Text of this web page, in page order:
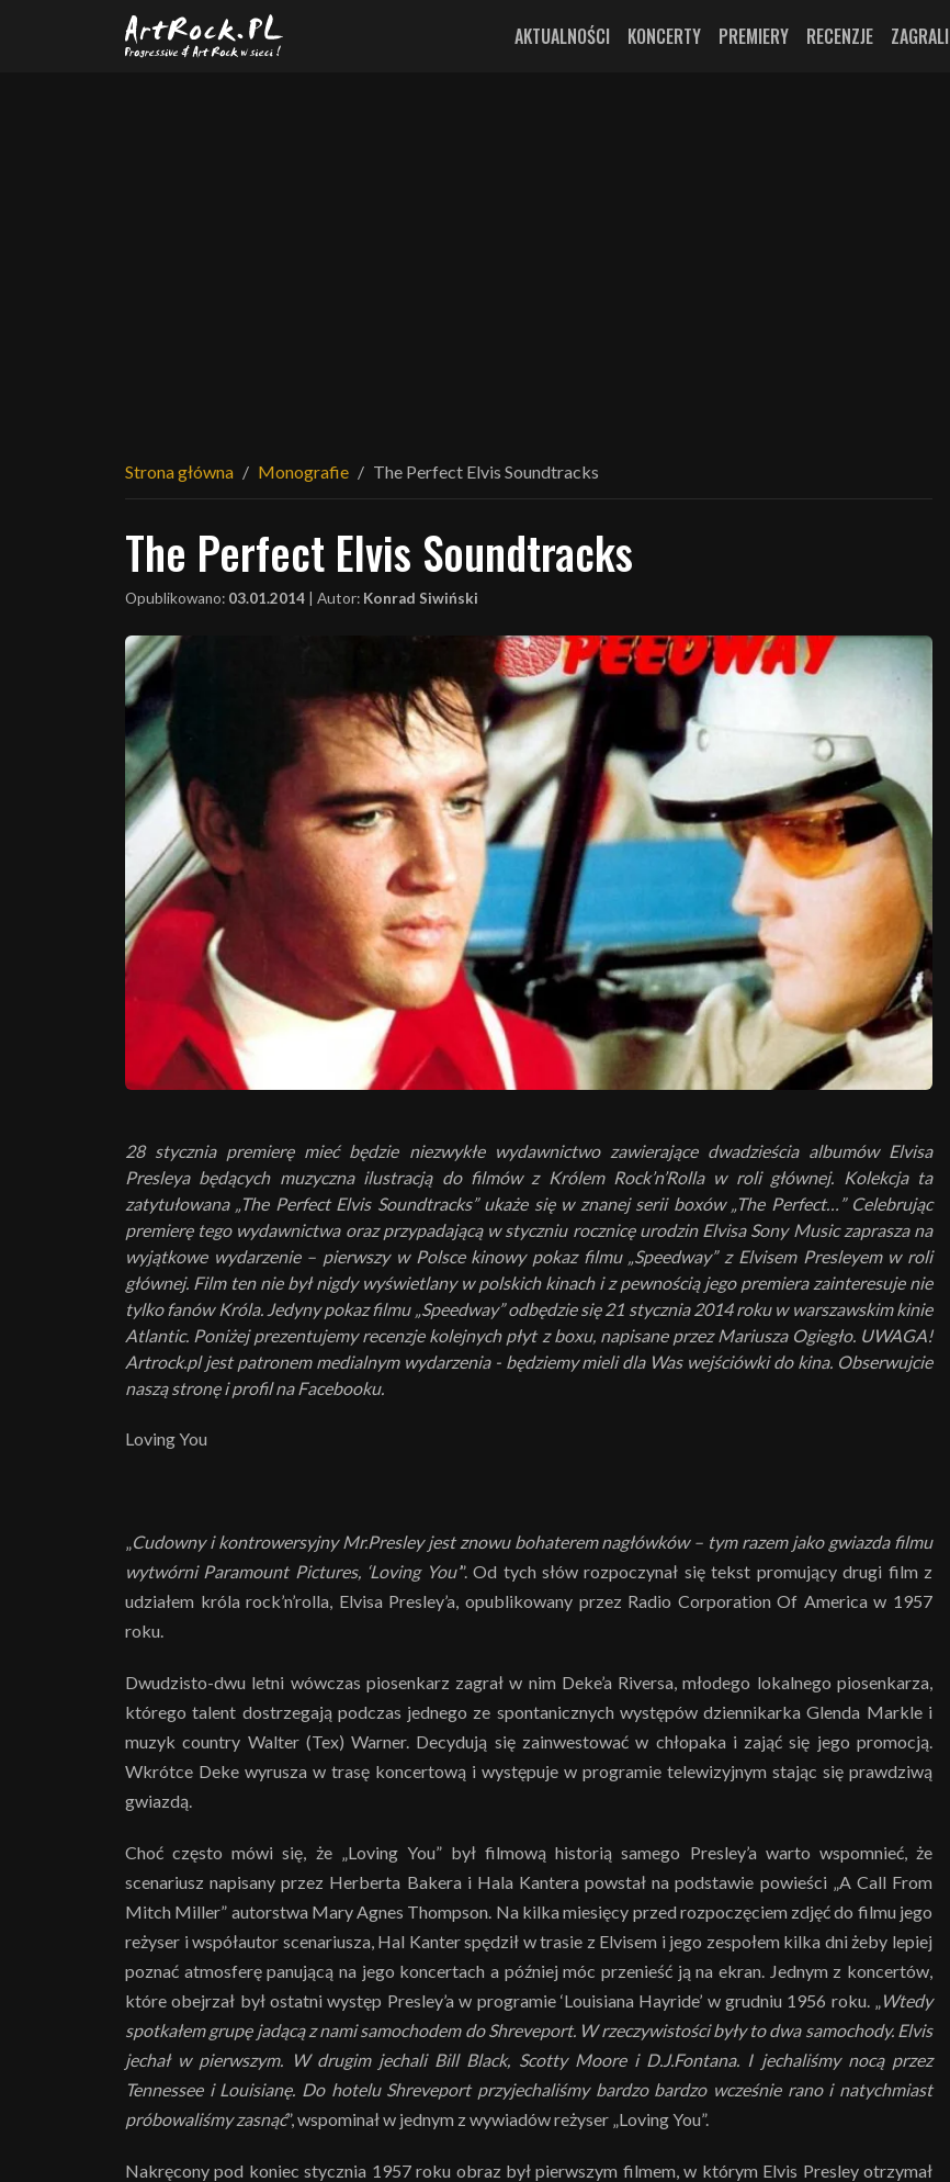
Przejdź do treści głównej
AKTUALNOŚCI KONCERTY PREMIERY RECENZJE ZAGRALI
Strona główna Monografie The Perfect Elvis Soundtracks
The Perfect Elvis Soundtracks
Opublikowano: 03.01.2014 Autor: Konrad Siwiński
28 stycznia premierę mieć będzie niezwykłe wydawnictwo zawierające dwadzieścia albumów Elvisa
Presleya będących muzyczna ilustracją do filmów z Królem Rock’n’Rolla w roli głównej. Kolekcja ta
zatytułowana „The Perfect Elvis Soundtracks” ukaże się w znanej serii boxów „The Perfect…” Celebrując
premierę tego wydawnictwa oraz przypadającą w styczniu rocznicę urodzin Elvisa Sony Music zaprasza na
wyjątkowe wydarzenie – pierwszy w Polsce kinowy pokaz filmu „Speedway” z Elvisem Presleyem w roli
głównej. Film ten nie był nigdy wyświetlany w polskich kinach i z pewnością jego premiera zainteresuje nie
tylko fanów Króla. Jedyny pokaz filmu „Speedway” odbędzie się 21 stycznia 2014 roku w warszawskim kinie
Atlantic. Poniżej prezentujemy recenzje kolejnych płyt z boxu, napisane przez Mariusza Ogiegło. UWAGA!
Artrock.pl jest patronem medialnym wydarzenia - będziemy mieli dla Was wejściówki do kina. Obserwujcie
naszą stronę i profil na Facebooku.
Loving You
„Cudowny i kontrowersyjny Mr.Presley jest znowu bohaterem nagłówków – tym razem jako gwiazda filmu
wytwórni Paramount Pictures, ‘Loving You’”. Od tych słów rozpoczynał się tekst promujący drugi film z
udziałem króla rock’n’rolla, Elvisa Presley’a, opublikowany przez Radio Corporation Of America w 1957
roku.
Dwudzisto-dwu letni wówczas piosenkarz zagrał w nim Deke’a Riversa, młodego lokalnego piosenkarza,
którego talent dostrzegają podczas jednego ze spontanicznych występów dziennikarka Glenda Markle i
muzyk country Walter (Tex) Warner. Decydują się zainwestować w chłopaka i zająć się jego promocją.
Wkrótce Deke wyrusza w trasę koncertową i występuje w programie telewizyjnym stając się prawdziwą
gwiazdą.
Choć często mówi się, że „Loving You” był filmową historią samego Presley’a warto wspomnieć, że
scenariusz napisany przez Herberta Bakera i Hala Kantera powstał na podstawie powieści „A Call From
Mitch Miller” autorstwa Mary Agnes Thompson. Na kilka miesięcy przed rozpoczęciem zdjęć do filmu jego
reżyser i współautor scenariusza, Hal Kanter spędził w trasie z Elvisem i jego zespołem kilka dni żeby lepiej
poznać atmosferę panującą na jego koncertach a później móc przenieść ją na ekran. Jednym z koncertów,
które obejrzał był ostatni występ Presley’a w programie ‘Louisiana Hayride’ w grudniu 1956 roku. „Wtedy
spotkałem grupę jadącą z nami samochodem do Shreveport. W rzeczywistości były to dwa samochody. Elvis
jechał w pierwszym. W drugim jechali Bill Black, Scotty Moore i D.J.Fontana. I jechaliśmy nocą przez
Tennessee i Louisianę. Do hotelu Shreveport przyjechaliśmy bardzo bardzo wcześnie rano i natychmiast
próbowaliśmy zasnąć”, wspominał w jednym z wywiadów reżyser „Loving You”.
Nakręcony pod koniec stycznia 1957 roku obraz był pierwszym filmem, w którym Elvis Presley otrzymał